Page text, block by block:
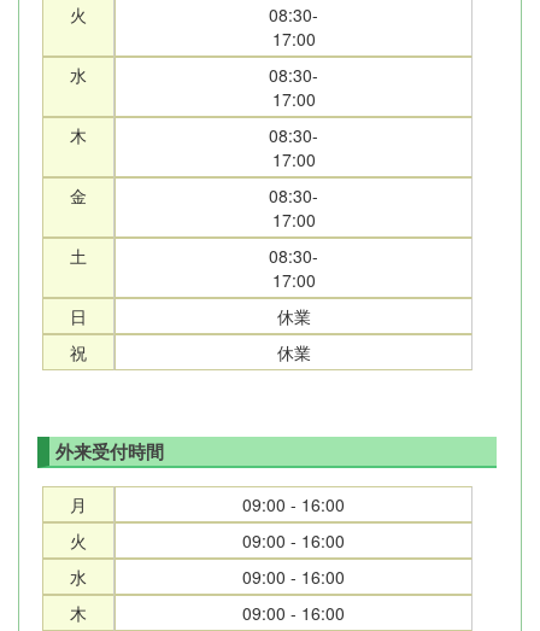
火
08:30-
17:00
水
08:30-
17:00
木
08:30-
17:00
金
08:30-
17:00
土
08:30-
17:00
日
休業
祝
休業
外来受付時間
月
09:00 - 16:00
火
09:00 - 16:00
水
09:00 - 16:00
木
09:00 - 16:00